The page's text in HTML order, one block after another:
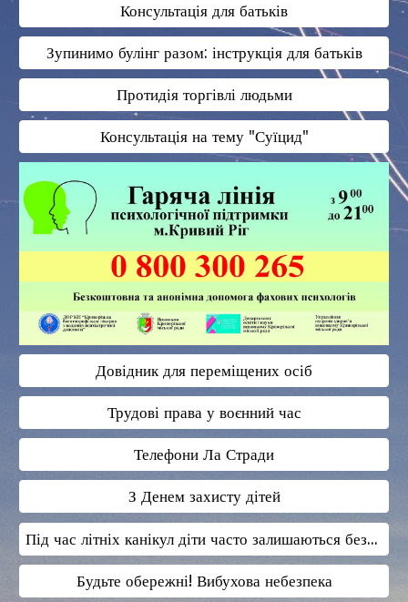
Консультація для батьків
Зупинимо булінг разом: інструкція для батьків
Протидія торгівлі людьми
Консультація на тему "Суїцид"
Довідник для переміщених осіб
Трудові права у воєнний час
Телефони Ла Стради
З Денем захисту дітей
Під час літніх канікул діти часто залишаються без догляду
Будьте обережні! Вибухова небезпека